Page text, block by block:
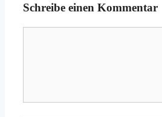
Schreibe einen Kommentar